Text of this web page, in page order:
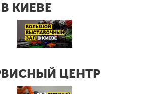
КИЕВЕ
ЦЕНТР